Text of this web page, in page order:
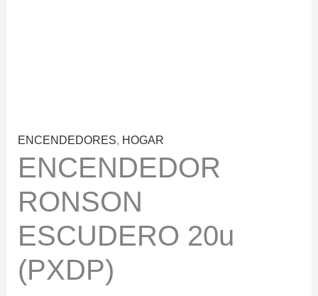
ENCENDEDORES, HOGAR
ENCENDEDOR
RONSON
ESCUDERO 20u
(PXDP)